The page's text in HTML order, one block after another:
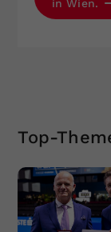
in Wien.
Top-